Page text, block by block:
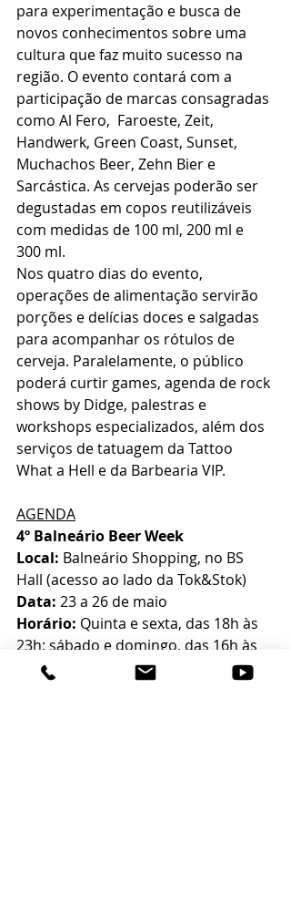
para experimentação e busca de
novos conhecimentos sobre uma
cultura que faz muito sucesso na
região. O evento contará com a
participação de marcas consagradas
como Al Fero,  Faroeste, Zeit,
Handwerk, Green Coast, Sunset,
Muchachos Beer, Zehn Bier e
Sarcástica. As cervejas poderão ser
degustadas em copos reutilizáveis
com medidas de 100 ml, 200 ml e
300 ml.
Nos quatro dias do evento,
operações de alimentação servirão
porções e delícias doces e salgadas
para acompanhar os rótulos de
cerveja. Paralelamente, o público
poderá curtir games, agenda de rock
shows by Didge, palestras e
workshops especializados, além dos
serviços de tatuagem da Tattoo
What a Hell e da Barbearia VIP.
AGENDA
4º Balneário Beer Week
Local: Balneário Shopping, no BS
Hall (acesso ao lado da Tok&Stok)
Data: 23 a 26 de maio
Horário: Quinta e sexta, das 18h às
23h; sábado e domingo, das 16h às
23h